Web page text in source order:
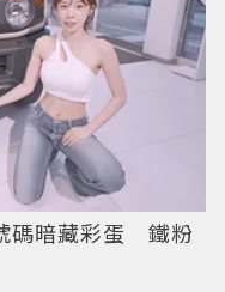
碼暗藏彩蛋 鐵粉